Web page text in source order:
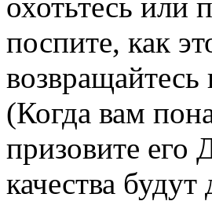
поспите, как
(Когда вам
призовите его
качества